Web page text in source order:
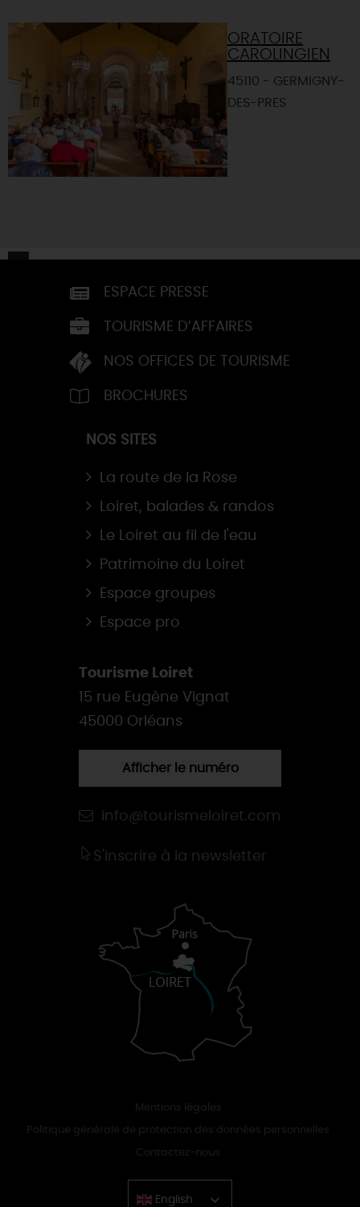
ORATOIRE
CAROLINGIEN
45110 - GERMIGNY-
DES-PRES
ESPACE PRESSE
TOURISME D’AFFAIRES
NOS OFFICES DE TOURISME
BROCHURES
NOS SITES
La route de la Rose
Loiret, balades & randos
Le Loiret au fil de l'eau
Patrimoine du Loiret
Espace groupes
Espace pro
Tourisme Loiret
15 rue Eugène Vignat
45000 Orléans
Afficher le numéro
info@tourismeloiret.com
S'inscrire à la newsletter
Mentions légales
Politique générale de protection des données personnelles
Contactez-nous
English